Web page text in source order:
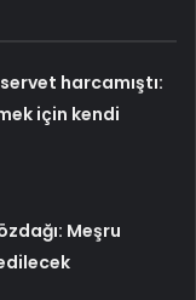
harcamıştı:
için kendi
Meşru